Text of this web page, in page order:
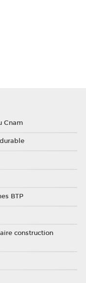
Cnam
BTP
construction